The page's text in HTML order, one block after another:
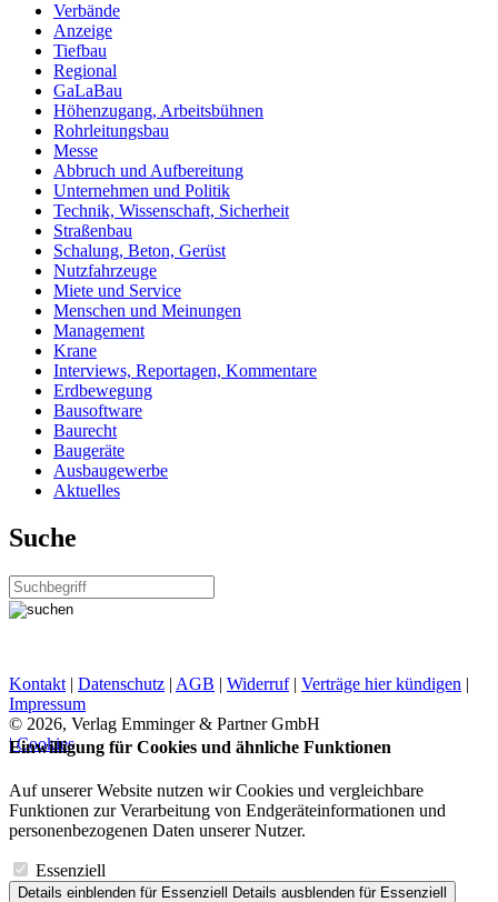
Verbände
Anzeige
Tiefbau
Regional
GaLaBau
Höhenzugang, Arbeitsbühnen
Rohrleitungsbau
Messe
Abbruch und Aufbereitung
Unternehmen und Politik
Technik, Wissenschaft, Sicherheit
Straßenbau
Schalung, Beton, Gerüst
Nutzfahrzeuge
Miete und Service
Menschen und Meinungen
Management
Krane
Interviews, Reportagen, Kommentare
Erdbewegung
Bausoftware
Baurecht
Baugeräte
Ausbaugewerbe
Aktuelles
Suche
Kontakt | Datenschutz | AGB | Widerruf| Verträge hier kündigen |
Impressum
© 2026, Verlag Emminger & Partner GmbH
| Cookies
Einwilligung für Cookies und ähnliche Funktionen
Auf unserer Website nutzen wir Cookies und vergleichbare
Funktionen zur Verarbeitung von Endgeräteinformationen und
personenbezogenen Daten unserer Nutzer.
Essenziell
Details einblenden für Essenziell Details ausblenden für Essenziell